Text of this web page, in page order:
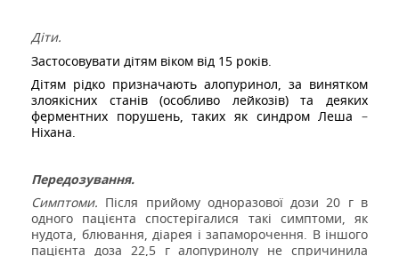
Діти.
Застосовувати дітям віком від 15 років.
Дітям рідко призначають алопуринол, за винятком
злоякісних станів (особливо лейкозів) та деяких
ферментних порушень, таких як синдром Леша –
Ніхана.
Передозування.
Симптоми. Після прийому одноразової дози20 гв
одного пацієнта спостерігалися такі симптоми, як
нудота, блювання, діарея і запаморочення. В іншого
пацієнта доза 22,5 галопуринолу не спричинила